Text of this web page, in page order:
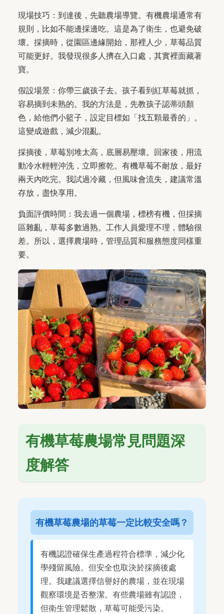
現場技巧：到達後，先聽農場導覽。有機農場通常有
規則，比如不能邊採邊吃。這是為了衛生，也避免破
壞。採摘時，從園區邊緣開始，那裡人少，草莓品質
可能更好。我發現很多人擠在入口處，其實裡面藏著
寶。
假設場景：你帶三歲孩子去。孩子看到紅草莓就抓，
容易摘到未熟的。我的方法是，先教孩子認蒂頭顏
色，給他們小籃子，設定目標如「找五顆最香的」。
這變成遊戲，減少混亂。
採摘後，草莓別堆太高，底層易壓壞。回家後，用流
動冷水輕輕沖洗，立即擦乾。有機草莓不耐放，最好
兩天內吃完。我試過冷藏，但風味會流失，建議常溫
存放，盡快享用。
負面評價時間：我去過一個農場，標榜有機，但採摘
區雜亂，草莓多數過熟。工作人員愛理不理，體驗很
差。所以，選擇農場時，管理品質和服務態度同樣重
要。
有機草莓農場常見問題深
度解答
有機草莓農場的草莓一定比較安全嗎？
有機認證確保生產過程符合標準，減少化
學殘留風險。但安全也取決於採摘後處
理。我建議選擇信譽好的農場，並在現場
觀察環境是否整潔。有些農場雖有認證，
但衛生管理鬆散，草莓可能受污染。